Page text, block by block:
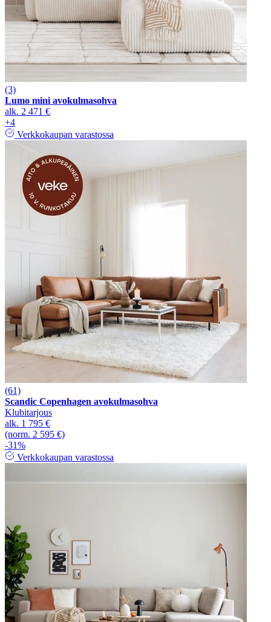
(3)
Lumo mini avokulmasohva
alk. 2 471 €
+4
Verkkokaupan varastossa
(61)
Scandic Copenhagen avokulmasohva
Klubitarjous
alk. 1 795 €
(norm. 2 595 €)
-31%
Verkkokaupan varastossa